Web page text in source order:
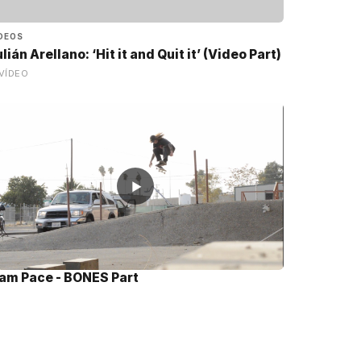
Arellano: ‘Hit it and Quit it’ (Video Part)
▶
Pace - BONES Part